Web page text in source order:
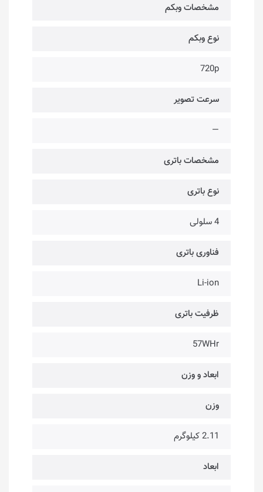
مشخصات وبکم
نوع وبکم
720p
سرعت تصویر
—
مشخصات باتری
نوع باتری
4 سلولی
فناوری باتری
Li-ion
ظرفیت باتری
57WHr
ابعاد و وزن
وزن
2.11 کیلوگرم
ابعاد